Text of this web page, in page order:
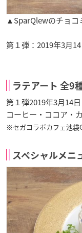
▲SparQlewのチョコ
第１弾：2019年3月
ラテアート 全9
第１弾2019年3月14
コーヒー・ココア・
※セガコラボカフェ池袋
スペシャルメ